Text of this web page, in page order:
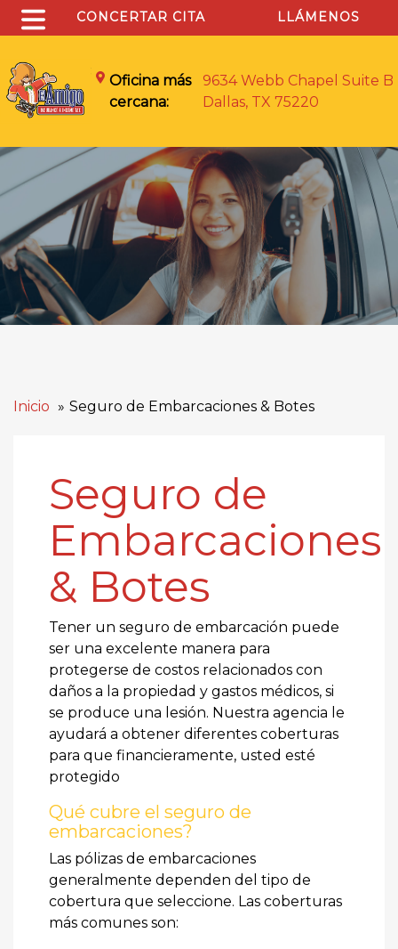
CONCERTAR CITA LLÁMENOS
Oficina más
cercana:
9634 Webb Chapel Suite B
Dallas, TX 75220
Inicio Seguro de Embarcaciones & Botes
Seguro de
Embarcaciones
& Botes
Tener un seguro de embarcación puede
ser una excelente manera para
protegerse de costos relacionados con
daños a la propiedad y gastos médicos, si
se produce una lesión. Nuestra agencia le
ayudará a obtener diferentes coberturas
para que financieramente, usted esté
protegido
Qué cubre el seguro de
embarcaciones?
Las pólizas de embarcaciones
generalmente dependen del tipo de
cobertura que seleccione. Las coberturas
más comunes son: